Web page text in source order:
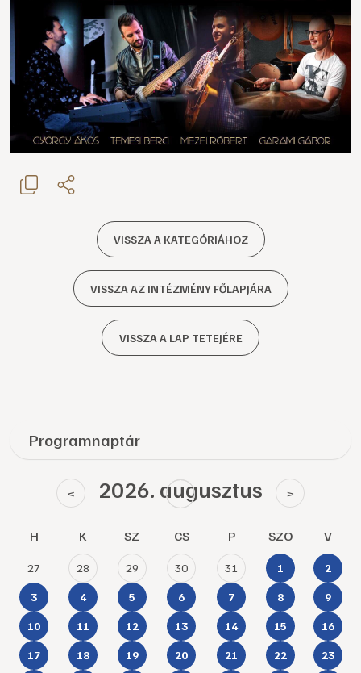
VISSZA A KATEGÓRIÁHOZ
VISSZA AZ INTÉZMÉNY FŐLAPJÁRA
VISSZA A LAP TETEJÉRE
Programnaptár
< 2026. augusztus >
H K SZ CS P SZO V
27 28 29 30 31 1 2
3 4 5 6 7 8 9
10 11 12 13 14 15 16
17 18 19 20 21 22 23